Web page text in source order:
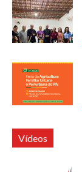
Vídeos